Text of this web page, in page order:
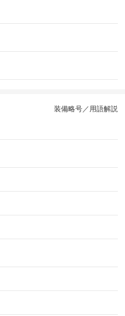
装備略号／用語解説